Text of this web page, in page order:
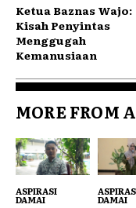
Ketua Baznas Wajo:
Kisah Penyintas
Menggugah
Kemanusiaan
MORE FROM
ASPIRASI
DAMAI DAMAI